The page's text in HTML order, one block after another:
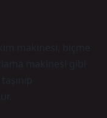
makinesi, biçme
makinesi gibi